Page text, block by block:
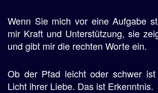
Wenn Sie mich vor eine Aufgabe
mir Kraft und Unterstützung, sie
und gibt mir die rechten Worte ein.
Ob der Pfad leicht oder schwer
Licht ihrer Liebe. Das ist Erkenntnis.